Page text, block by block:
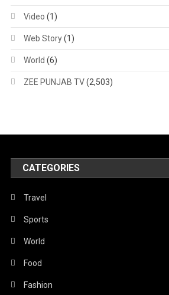
Video (1)
Web Story(1)
World (6)
ZEE PUNJAB TV(2,503)
CATEGORIES
Travel
Sports
World
Food
Fashion